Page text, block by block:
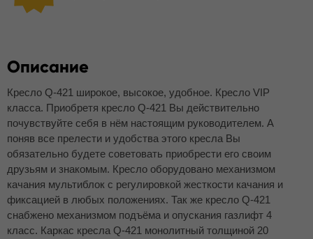
Описание
Кресло Q-421 широкое, высокое, удобное. Кресло VIP
класса. Приобретя кресло Q-421 Вы действительно
почувствуйте себя в нём настоящим руководителем. А
поняв все прелести и удобства этого кресла Вы
обязательно будете советовать приобрести его своим
друзьям и знакомым. Кресло оборудовано механизмом
качания мультиблок с регулировкой жесткости качания и
фиксацией в любых положениях. Так же кресло Q-421
снабжено механизмом подъёма и опускания газлифт 4
класс. Каркас кресла Q-421 монолитный толщиной 20